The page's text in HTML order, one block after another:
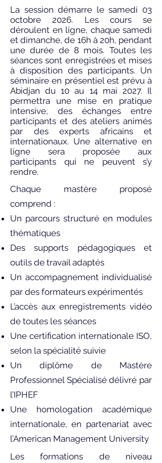
La session démarre le samedi 03
octobre 2026. Les cours se
déroulent en ligne, chaque samedi
et dimanche, de 16h à 20h, pendant
une durée de 8 mois. Toutes les
séances sont enregistrées et mises
à disposition des participants. Un
séminaire en présentiel est prévu à
Abidjan du 10 au 14 mai 2027. Il
permettra une mise en pratique
intensive, des échanges entre
participants et des ateliers animés
par des experts africains et
internationaux. Une alternative en
ligne sera proposée aux
participants qui ne peuvent s’y
rendre.
Chaque mastère proposé
comprend :
Un parcours structuré en modules
thématiques
Des supports pédagogiques et
outils de travail adaptés
Un accompagnement individualisé
par des formateurs expérimentés
L’accès aux enregistrements vidéo
de toutes les séances
Une certification internationale ISO,
selon la spécialité suivie
Un diplôme de Mastère
Professionnel Spécialisé délivré par
l’IPHEF
Une homologation académique
internationale, en partenariat avec
l’American Management University
Les formations de niveau